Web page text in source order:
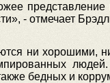
- отмечает
ни хорошими,
бедных и